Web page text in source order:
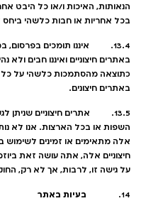
הנאותות, האיכות ו/או כל היבט
בכל אחריות או חבות כלשהי ביחס
13.4. איננו תומכים בפרסום,
באתרים חיצוניים ואיננו חבים ולא
כתוצאה מהסתמכות כלשהי על כל
באתרים חיצונים.
13.5. אתרים חיצוניים
השפות או בכל הארצות. אנו לא
אלה מתאימים או זמינים
חיצוניים אלה, אתה עושה זאת
על גישה זו, לרבות, אך לא רק,
14. בעיות באתר